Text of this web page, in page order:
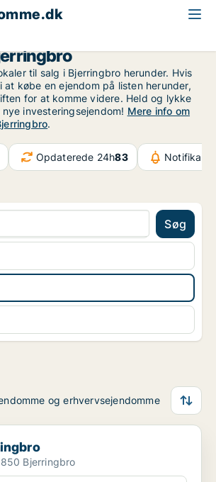
til salg i Bjerringbro herunder. Hvis
at købe en ejendom på listen herunder,
for at komme videre. Held og lykke
investeringsejendom! Mere info om
.
Opdaterede 24h83
Søg
og erhvervsejendomme
Bjerringbro